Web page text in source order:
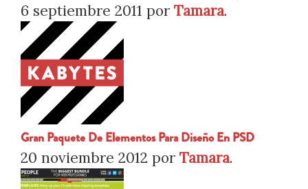
6 septiembre 2011 por Tamara.
Gran Paquete De Elementos Para Diseño En PSD
20 noviembre 2012 por Tamara.